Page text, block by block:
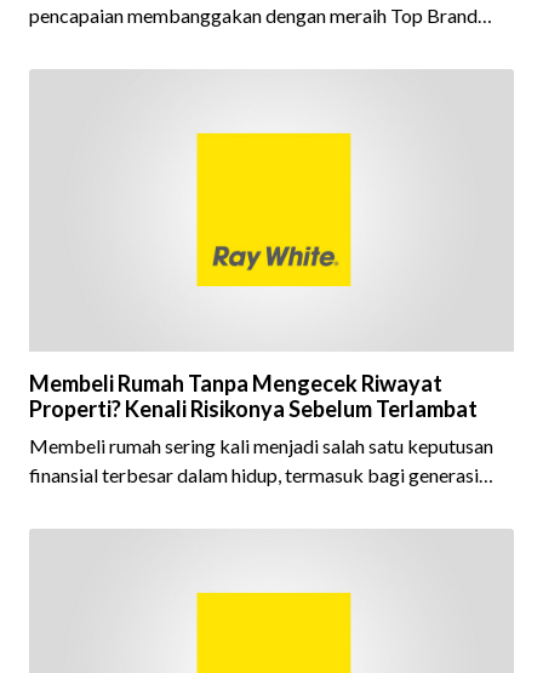
pencapaian membanggakan dengan meraih Top Brand
ini menjadi semakin istimewa karena Ray White Indonesia
tahun berturut-turut, sebuah bukti nyata atas konsistensi,
Membeli Rumah Tanpa Mengecek Riwayat
Properti? Kenali Risikonya Sebelum Terlambat
Membeli rumah sering kali menjadi salah satu keputusan
finansial terbesar dalam hidup, termasuk bagi generasi
kepemilikan hunian maupun investasi properti. Namun
fokus pada harga atau lokasi tanpa memperhatikan